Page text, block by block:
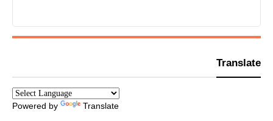
Translate
Powered by Translate